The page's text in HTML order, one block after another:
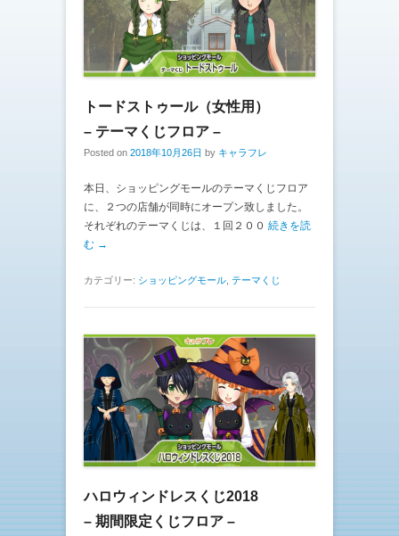
トードストゥール（女性用）
– テーマくじフロア –
Posted on 2018年10月26日 by キャラフレ
本日、ショッピングモールのテーマくじフロア
に、２つの店舗が同時にオープン致しました。
それぞれのテーマくじは、１回２００ 続きを読
む →
カテゴリー: ショッピングモール, テーマくじ
ハロウィンドレスくじ2018
– 期間限定くじフロア –